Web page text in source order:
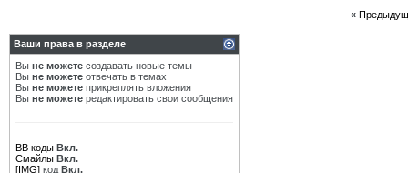
«
Ваши права в разделе
Вы не можете создавать новые темы
Вы не можете отвечать в темах
Вы не можете прикреплять вложения
Вы не можете редактировать свои сообщения
BB коды Вкл.
Смайлы Вкл.
[IMG] код Вкл.